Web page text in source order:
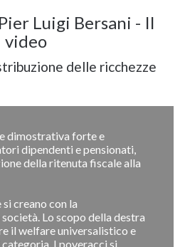
Luigi Bersani - Il
video
delle ricchezze
dimostrativa forte e
dipendenti e pensionati,
della ritenuta fiscale alla
si creano con la
Lo scopo della destra
il welfare universalistico e
I poveracci si